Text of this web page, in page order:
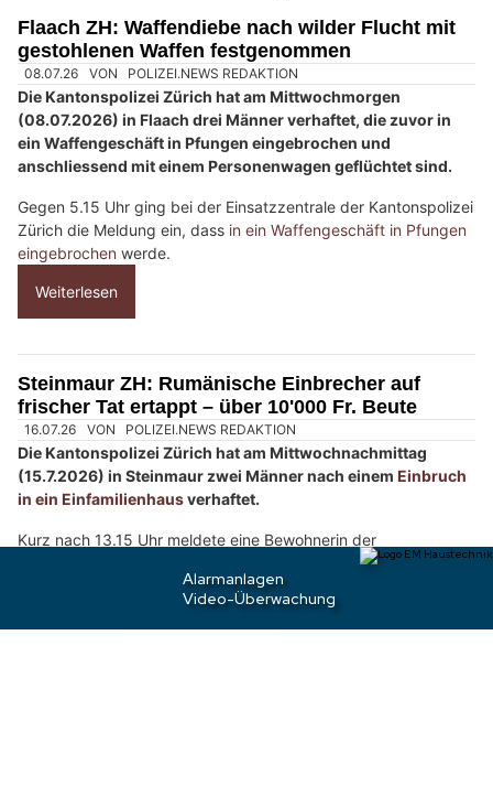
e
n
s
c
h
?
D
a
n
w
h
l
e
n
S
b
Flaach ZH: Waffendiebe nach wilder Flucht mit
gestohlenen Waffen festgenommen
08.07.26 VON POLIZEI.NEWS REDAKTION
Die Kantonspolizei Zürich hat am Mittwochmorgen
(08.07.2026) in Flaach drei Männer verhaftet, die zuvor in
ein Waffengeschäft in Pfungen eingebrochen und
anschliessend mit einem Personenwagen geflüchtet sind.
Gegen 5.15 Uhr ging bei der Einsatzzentrale der Kantonspolizei
Zürich die Meldung ein, dassin ein Waffengeschäft in Pfungen
Weiterlesen